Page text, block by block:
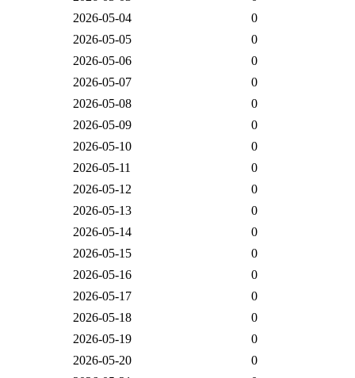
2026-05-04
0
2026-05-05
0
2026-05-06
0
2026-05-07
0
2026-05-08
0
2026-05-09
0
2026-05-10
0
2026-05-11
0
2026-05-12
0
2026-05-13
0
2026-05-14
0
2026-05-15
0
2026-05-16
0
2026-05-17
0
2026-05-18
0
2026-05-19
0
2026-05-20
0